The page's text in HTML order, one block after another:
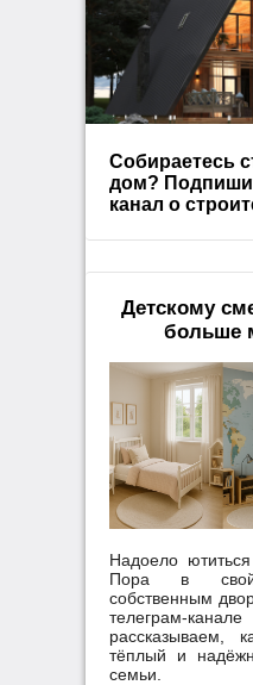
Собираетесь
дом?
канал о
Детскому
больше
Надоело
Пора в
собственным
телеграм-канале
рассказываем,
тёплый и
семьи.